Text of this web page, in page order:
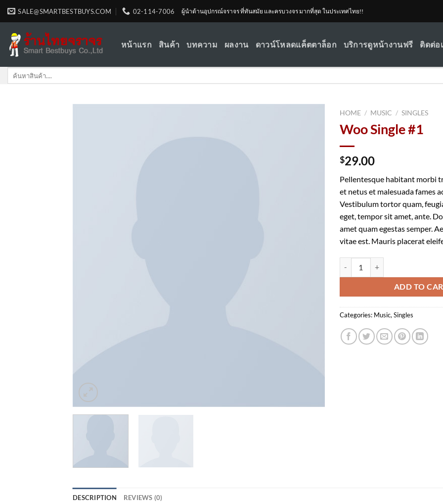
Skip
SALE@SMARTBESTBUYS.COM 02-114-7006 ผู้นำด้านอุปกรณ์จราจร ที่ทันสมัย และครบวงจร มากที่สุด ในประเทศไทย!!
หน้าแรก สินค้า บทความ ผลงาน ดาวน์โหลดแค็ตตาล็อก บริการดูหน้างานฟรี ติดต่อ
Search
HOME / MUSIC / SINGLES
Woo Single #1
$29.00
Pellentesque habitant morbi
et netus et malesuada fames
Vestibulum tortor quam,
eget, tempor sit amet, ante.
amet quam egestas semper.
vitae est. Mauris placerat
ADD TO
Categories: Music, Singles
DESCRIPTION REVIEWS (0)